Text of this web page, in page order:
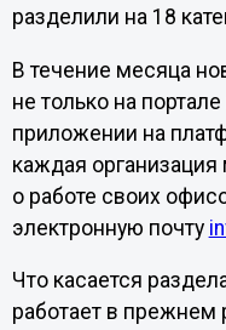
разделили на 18
В течение месяца
не только на
приложении на
каждая
о работе своих
электронную почту
Что касается
работает в прежнем